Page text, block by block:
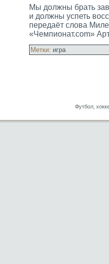
Мы должны брать
и должны успеть
передаёт слова
«Чемпионат.com»
Метки: игра
Футбол,